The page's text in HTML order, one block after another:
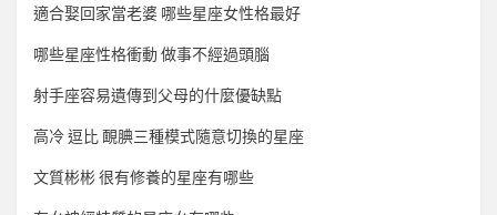
適合娶回家當老婆 哪些星座女性格最好
哪些星座性格衝動 做事不經過頭腦
射手座容易遺傳到父母的什麼優缺點
高冷 逗比 靦腆三種模式隨意切換的星座
文質彬彬 很有修養的星座有哪些